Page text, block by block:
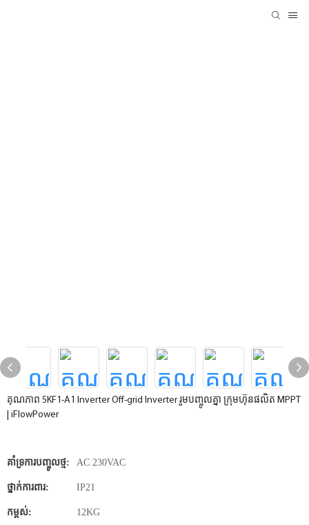
គុណភាព 5KF1-A1 Inverter Off-grid Inverter រួមបញ្ចូលគ្នា ក្រុមហ៊ុនផលិត MPPT
| iFlowPower
គាំទ្រការបញ្ចូលថ្ម: AC 230VAC
ថ្នាក់ការពារ: IP21
កម្ពស់: 12KG